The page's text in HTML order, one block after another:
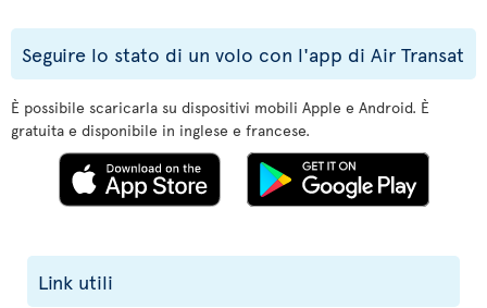
Seguire lo stato di un volo con l'app di Air Transat
È possibile scaricarla su dispositivi mobili Apple e Android. È
gratuita e disponibile in inglese e francese.
Link utili